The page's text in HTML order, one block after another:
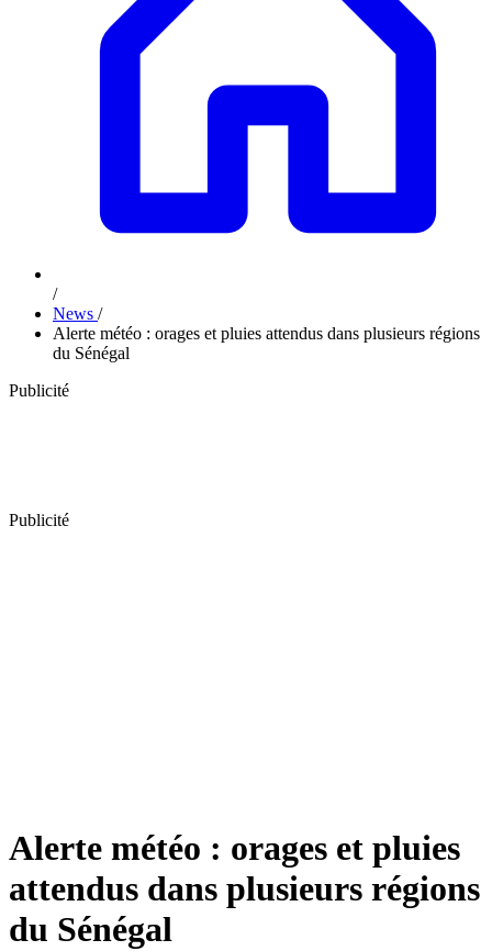
/
News /
Alerte météo : orages et pluies attendus dans plusieurs régions
du Sénégal
Publicité
Publicité
Alerte météo : orages et pluies
attendus dans plusieurs régions
du Sénégal